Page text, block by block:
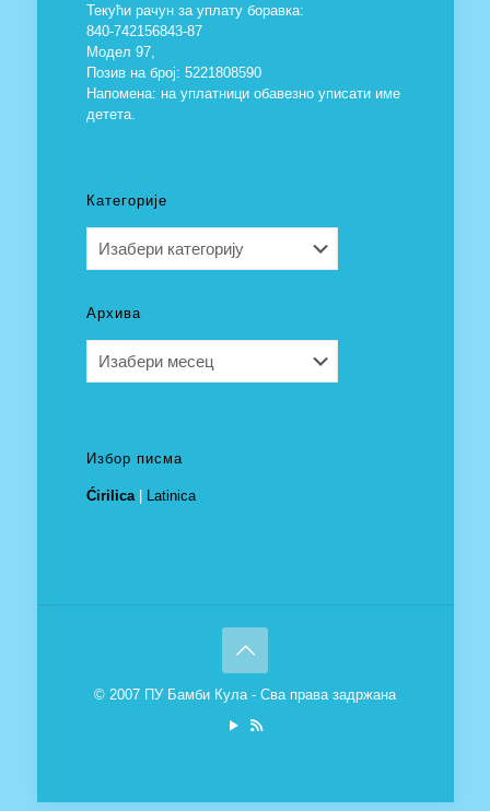
Текући рачун за уплату боравка:
840-742156843-87
Модел 97,
Позив на број: 5221808590
Напомена: на уплатници обавезно уписати име
детета.
Категорије
Архива
Избор писма
Ćirilica| Latinica
© 2007 ПУ Бамби Кула - Сва права задржана